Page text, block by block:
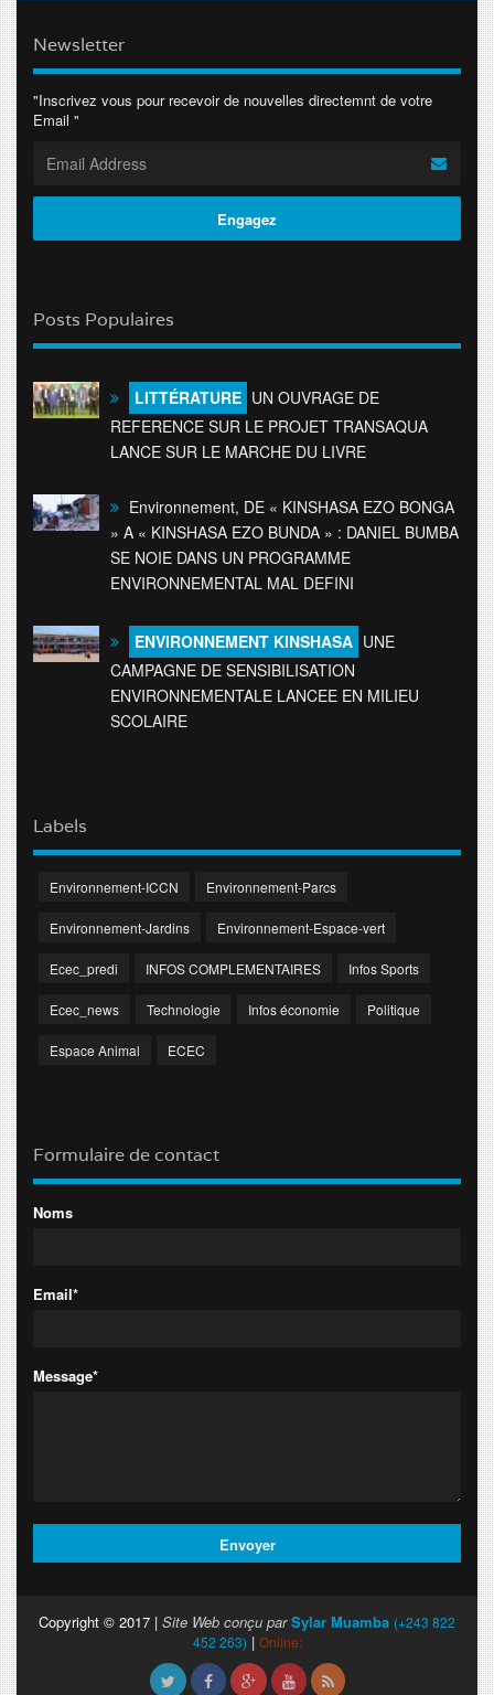
Newsletter
"Inscrivez vous pour recevoir de nouvelles directemnt de votre
Email "
Posts Populaires
LITTÉRATURE UN OUVRAGE DE
REFERENCE SUR LE PROJET TRANSAQUA
LANCE SUR LE MARCHE DU LIVRE
Environnement, DE « KINSHASA EZO BONGA
» A « KINSHASA EZO BUNDA » : DANIEL BUMBA
SE NOIE DANS UN PROGRAMME
ENVIRONNEMENTAL MAL DEFINI
ENVIRONNEMENT KINSHASA UNE
CAMPAGNE DE SENSIBILISATION
ENVIRONNEMENTALE LANCEE EN MILIEU
SCOLAIRE
Labels
Environnement-ICCN Environnement-Parcs
Environnement-Jardins Environnement-Espace-vert
Ecec_predi INFOS COMPLEMENTAIRES Infos Sports
Ecec_news Technologie Infos économie Politique
Espace Animal ECEC
Formulaire de contact
Noms
Email*
Message*
Copyright © 2017 | Site Web conçu parSylar Muamba (+243 822
452 263) | Online: